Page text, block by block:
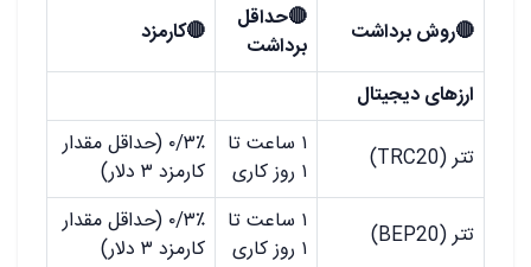
🔴روش برداشت 🔴حداقل
برداشت
🔴کارمزد
ارزهای دیجیتال
تتر (TRC20)
۱ ساعت تا
۱ روز کاری
۰/۳٪ (حداقل مقدار
کارمزد ۳ دلار)
تتر (BEP20)
۱ ساعت تا
۱ روز کاری
۰/۳٪ (حداقل مقدار
کارمزد ۳ دلار)